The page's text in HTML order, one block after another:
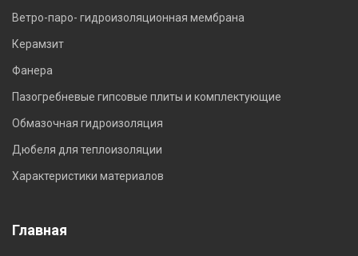
Ветро-паро- гидроизоляционная мембрана
Керамзит
Фанера
Пазогребневые гипсовые плиты и комплектующие
Обмазочная гидроизоляция
Дюбеля для теплоизоляции
Характеристики материалов
Главная